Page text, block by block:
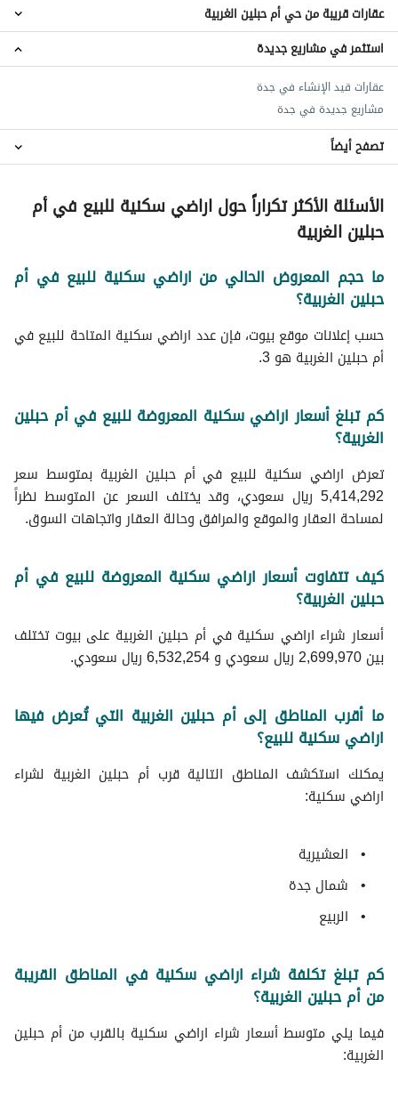
شقق للبيع في حي أم حبلين الغربية
عقارات للبيع في حي أم حبلين الغربية
اراضي سكنية حي العشيرية
اراضي سكنية حي الربيع
اراضي سكنية حي النجمة
اراضي سكنية شمال جدة
اراضي سكنية حي اليسر
اراضي سكنية حي الغدير
اراضي سكنية حي الصفوة
اراضي سكنية حي العويجاء
عقارات قريبة من حي أم حبلين الغربية
عقارات قيد الإنشاء في جدة
مشاريع جديدة في جدة
استثمر في مشاريع جديدة
عقارات للبيع في جدة
تصفح أيضاً
الأسئلة الأكثر تكراراً حول اراضي سكنية للبيع في أم
حبلين الغربية
ما حجم المعروض الحالي من اراضي سكنية للبيع في أم
حبلين الغربية؟
حسب إعلانات موقع بيوت، فإن عدد اراضي سكنية المتاحة للبيع في
أم حبلين الغربية هو 3.
كم تبلغ أسعار اراضي سكنية المعروضة للبيع في أم حبلين
الغربية؟
تعرض اراضي سكنية للبيع في أم حبلين الغربية بمتوسط سعر
5,414,292 ريال سعودي، وقد يختلف السعر عن المتوسط نظراً
لمساحة العقار والموقع والمرافق وحالة العقار واتجاهات السوق.
كيف تتفاوت أسعار اراضي سكنية المعروضة للبيع في أم
حبلين الغربية؟
أسعار شراء اراضي سكنية في أم حبلين الغربية على بيوت تختلف
بين 2,699,970 ريال سعودي و 6,532,254 ريال سعودي.
ما أقرب المناطق إلى أم حبلين الغربية التي تُعرض فيها
اراضي سكنية للبيع؟
يمكنك استكشف المناطق التالية قرب أم حبلين الغربية لشراء
اراضي سكنية:
العشيرية
شمال جدة
الربيع
كم تبلغ تكلفة شراء اراضي سكنية في المناطق القريبة
من أم حبلين الغربية؟
فيما يلي متوسط ​​أسعار شراء اراضي سكنية بالقرب من أم حبلين
الغربية: